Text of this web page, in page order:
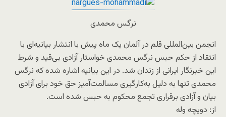
نرگس محمدی
انجمن بین‌‌المللی قلم در آلمان یک ماه پیش با انتشار بیانیه‌ای با
انتقاد از حکم حبس نرگس محمدی خواستار آزادی بی‌قید و شرط
این خبرنگار ایرانی از زندان شد. در این بیانیه اشاره شده که نرگس
محمدی تنها به دلیل به‌کارگیری مسالمت‌آمیز حق خود برای آزادی
بیان و آزادی برقراری تجمع محکوم به حبس شده است.
از: دویچه وله